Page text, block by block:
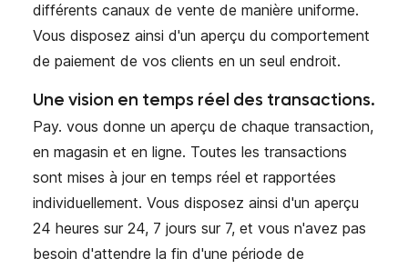
différents canaux de vente de manière uniforme.
Vous disposez ainsi d'un aperçu du comportement
de paiement de vos clients en un seul endroit.
Une vision en temps réel des transactions.
Pay. vous donne un aperçu de chaque transaction,
en magasin et en ligne. Toutes les transactions
sont mises à jour en temps réel et rapportées
individuellement. Vous disposez ainsi d'un aperçu
24 heures sur 24, 7 jours sur 7, et vous n'avez pas
besoin d'attendre la fin d'une période de